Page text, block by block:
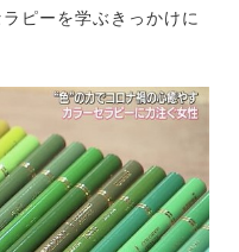
ピーを学ぶきっかけに